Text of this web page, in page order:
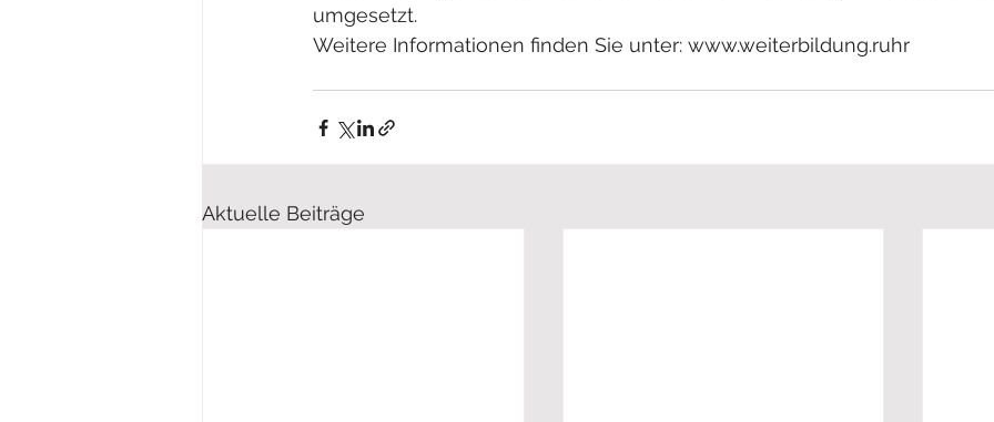
umgesetzt.
Weitere Informationen finden Sie unter: www.weiterbildung.ruhr
Aktuelle Beiträge